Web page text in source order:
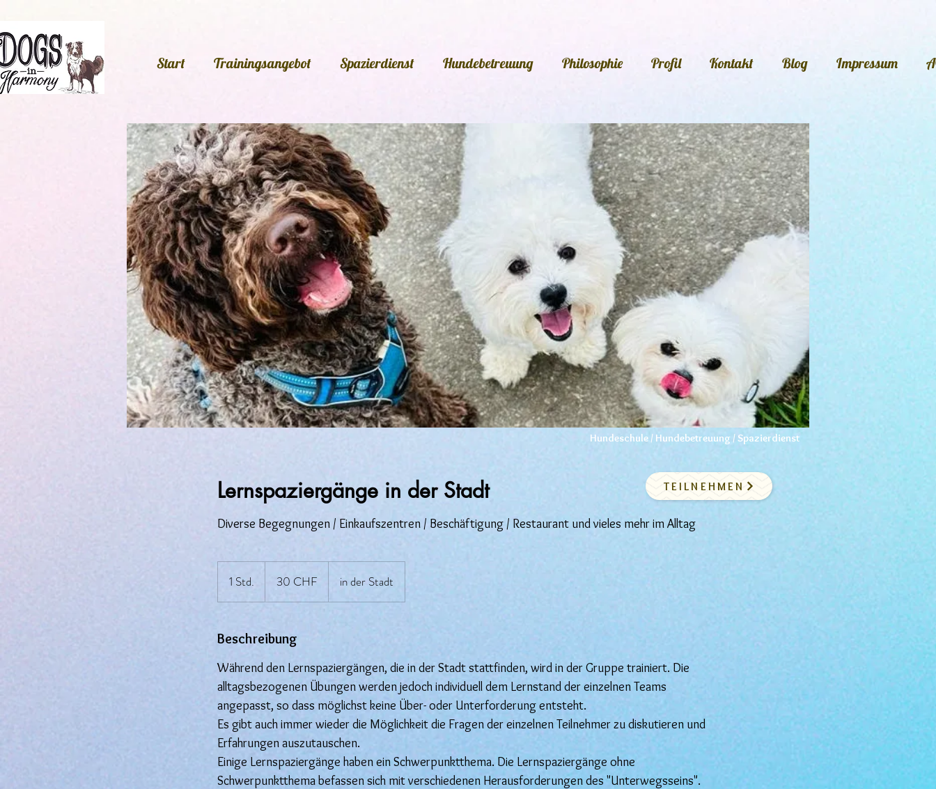
Start Trainingsangebot Spazierdienst Hundebetreuung Philosophie Profil Kontakt Blog Impressum
Lernspaziergänge in der Stadt
Diverse Begegnungen / Einkaufszentren / Beschäftigung / Restaurant und vieles mehr im Alltag
1 Std.
S
d
Franken
30 CHF in der Stadt
Beschreibung
Während den Lernspaziergängen, die in der Stadt stattfinden, wird in der Gruppe trainiert. Die
alltagsbezogenen Übungen werden jedoch individuell dem Lernstand der einzelnen Teams
angepasst, so dass möglichst keine Über- oder Unterforderung entsteht.
Es gibt auch immer wieder die Möglichkeit die Fragen der einzelnen Teilnehmer zu diskutieren und
Erfahrungen auszutauschen.
Einige Lernspaziergänge haben ein Schwerpunktthema. Die Lernspaziergänge ohne
Schwerpunktthema befassen sich mit verschiedenen Herausforderungen des "Unterwegsseins".
TEILNEHMEN
Hundeschule / Hundebetreuung / Spazierdienst